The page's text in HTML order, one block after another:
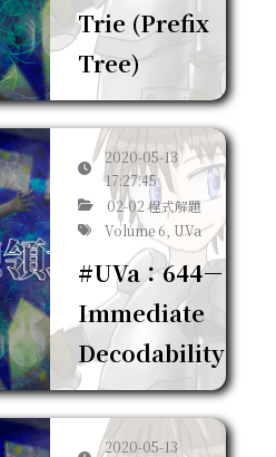
Trie (Prefix
Tree)
2020-05-13
17:27:45
02-02 程式解題
Volume 6, UVa
#UVa：644－
Immediate
Decodability
2020-05-13